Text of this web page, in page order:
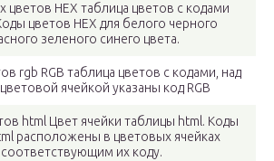
цветов HEX таблица цветов с кодами
цветов HEX для белого черного
зеленого синего цвета.
rgb RGB таблица цветов с кодами, над
ячейкой указаны код RGB
html Цвет ячейки таблицы html. Коды
расположены в цветовых ячейках
соответствующим их коду.